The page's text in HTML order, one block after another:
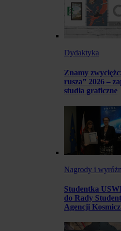
Dydaktyka
Znamy
rusza” 2026 –
studia graficzne
Nagrody i
Studentka
do Rady
Agencji